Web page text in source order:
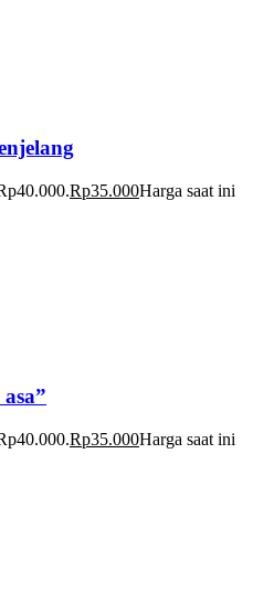
Rp35.000Harga saat ini
Rp35.000Harga saat ini